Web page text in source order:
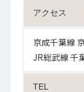
アクセス
京成千葉線
JR総武線 千
TEL